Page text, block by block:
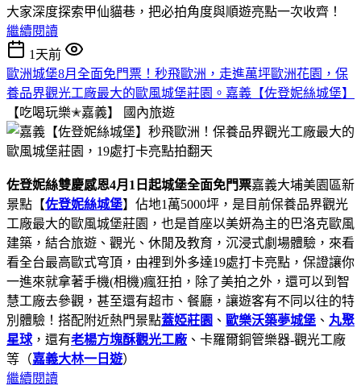
大家深度探索甲仙貓巷，把必拍角度與順遊亮點一次收齊！
繼續閱讀
1天前
歐洲城堡8月全面免門票！秒飛歐洲，走進萬坪歐洲花園，保
養品界觀光工廠最大的歐風城堡莊園。嘉義【佐登妮絲城堡】
【吃喝玩樂✭嘉義】
國內旅遊
佐登妮絲雙慶感恩4月1日起城堡全面免門票嘉義大埔美園區新
景點【佐登妮絲城堡】佔地1萬5000坪，是目前保養品界觀光
工廠最大的歐風城堡莊園，也是首座以美妍為主的巴洛克歐風
建築，結合旅遊、觀光、休閒及教育，沉浸式劇場體驗，來看
看全台最高歐式穹頂，由裡到外多達19處打卡亮點，保證讓你
一進來就拿著手機(相機)瘋狂拍，除了美拍之外，還可以到智
慧工廠去參觀，甚至還有超市、餐廳，讓遊客有不同以往的特
別體驗！搭配附近熱門景點蓋婭莊園 、 歐樂沃築夢城堡 、 丸聚
星球 ，還有老楊方塊酥觀光工廠 、卡羅爾銅管樂器-觀光工廠
等（嘉義大林一日遊）
繼續閱讀